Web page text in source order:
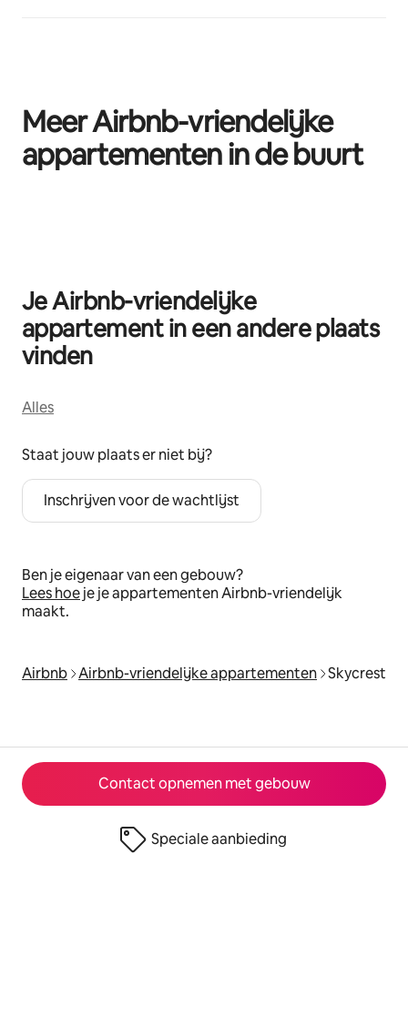
Contact opnemen met gebouw
Speciale aanbieding
Meer Airbnb-vriendelijke
appartementen in de buurt
Je Airbnb-vriendelijke
appartement in een andere plaats
vinden
Alles
Staat jouw plaats er niet bij?
Inschrijven voor de wachtlijst
Ben je eigenaar van een gebouw?
Lees hoeje je appartementen Airbnb-vriendelijk
maakt.
Airbnb Airbnb-vriendelijke appartementen Skycrest